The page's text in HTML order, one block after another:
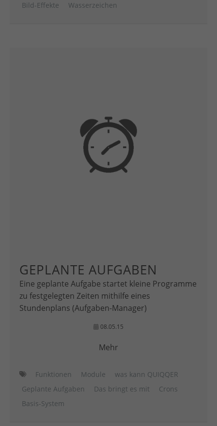
Bild-Effekte
Wasserzeichen
GEPLANTE AUFGABEN
Eine geplante Aufgabe startet kleine Programme
zu festgelegten Zeiten mithilfe eines
Stundenplans (Aufgaben-Manager)
08.05.15
Mehr
Funktionen Module
was kann QUIQQER
Geplante Aufgaben
Das bringt es mit
Crons
Basis-System